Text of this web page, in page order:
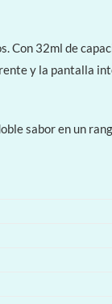
Con 32ml de
y la pantalla
sabor en un